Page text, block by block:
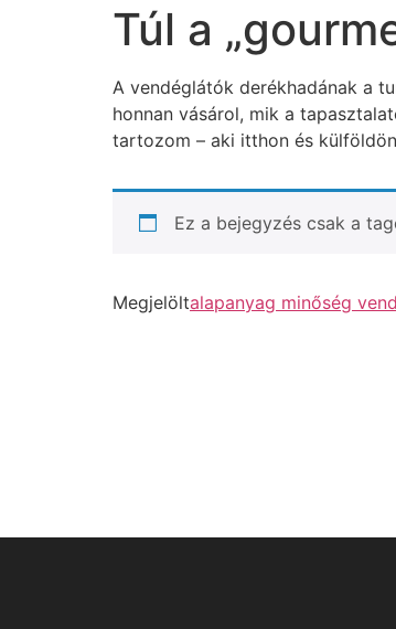
Túl a
A vendéglátók derékhadának a
honnan vásárol, mik a
tartozom – aki itthon és
Ez a bejegyzés csak a
Megjelöltalapanyag minőség